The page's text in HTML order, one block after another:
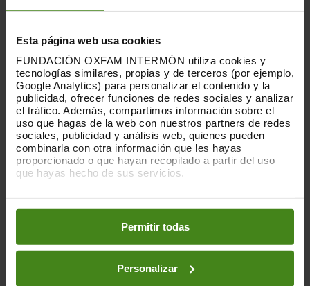
Esta página web usa cookies
FUNDACIÓN OXFAM INTERMÓN utiliza cookies y
tecnologías similares, propias y de terceros (por ejemplo,
Google Analytics) para personalizar el contenido y la
publicidad, ofrecer funciones de redes sociales y analizar
el tráfico. Además, compartimos información sobre el
uso que hagas de la web con nuestros partners de redes
sociales, publicidad y análisis web, quienes pueden
combinarla con otra información que les hayas
proporcionado o que hayan recopilado a partir del uso
que hayas hecho de sus servicios.
preferencias accediendo a nuestraPolítica de Cookieso
en los botones facilitados a continuación:
Permitir todas
Personalizar
de llamadas telefónicas recibidas
esenciales".
Behar dijo: “El compromiso de nuestros
socios de ayudar es inspirador. Pero no
puede haber una respuesta humanitaria
significativa sin poner fin a la violencia.
Debe haber un alto el fuego ahora, y la
liberación inmediata e incondicional de
todas las personas que están cautivas
por grupos armados en Gaza, y los pasos
1,8 millones de personas en Gaza padecen
de energía obstaculiza la capacidad de la
gente para cocinar y de las panaderías